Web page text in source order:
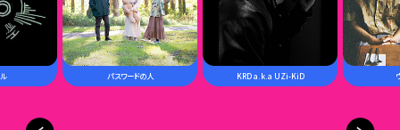
パスワードの人 KRD a.k.a UZi-KiD ウワノソラ